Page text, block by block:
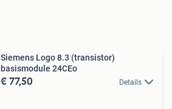
Siemens Logo 8.3 (transistor)
basismodule 24CEo
€ 77,50 Details